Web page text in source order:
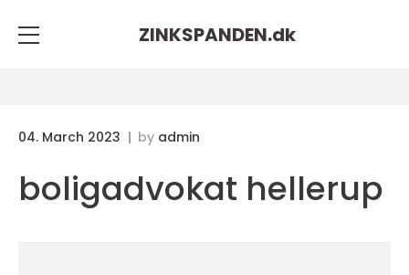
ZINKSPANDEN.dk
04. March 2023 by admin
boligadvokat hellerup